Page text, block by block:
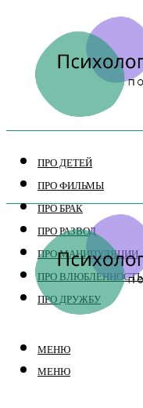
ПРО ДЕТЕЙ
ПРО ФИЛЬМЫ
ПРО БРАК
ПРО РАЗВОД
ПРО МАНИПУЛЯЦИИ
ПРО ВЛЮБЛЕННОСТЬ
ПРО ДРУЖБУ
МЕНЮ
МЕНЮ